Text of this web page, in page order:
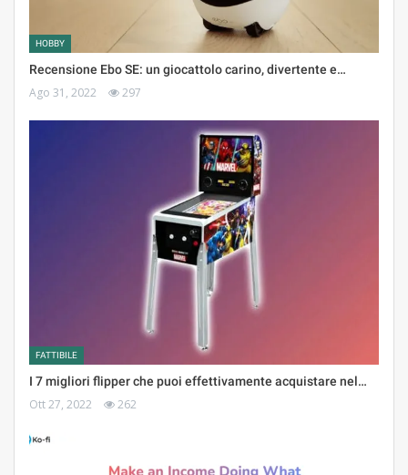
HOBBY
Recensione Ebo SE: un giocattolo carino, divertente e…
Ago 31, 2022 297
FATTIBILE
I 7 migliori flipper che puoi effettivamente acquistare nel…
Ott 27, 2022 262